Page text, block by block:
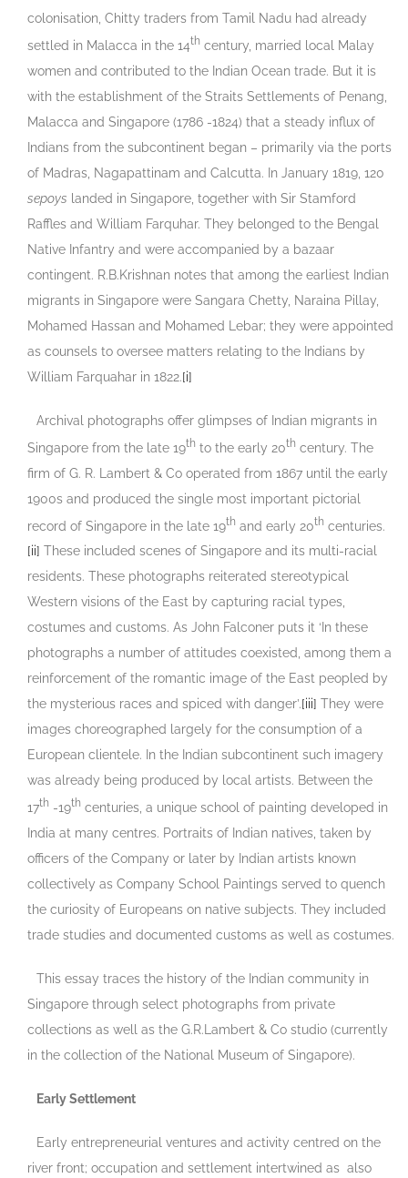
colonisation, Chitty traders from Tamil Nadu had already
settled in Malacca in the 14th century, married local Malay
women and contributed to the Indian Ocean trade. But it is
with the establishment of the Straits Settlements of Penang,
Malacca and Singapore (1786 -1824) that a steady influx of
Indians from the subcontinent began – primarily via the ports
of Madras, Nagapattinam and Calcutta. In January 1819, 120
sepoys landed in Singapore, together with Sir Stamford
Raffles and William Farquhar. They belonged to the Bengal
Native Infantry and were accompanied by a bazaar
contingent. R.B.Krishnan notes that among the earliest Indian
migrants in Singapore were Sangara Chetty, Naraina Pillay,
Mohamed Hassan and Mohamed Lebar; they were appointed
as counsels to oversee matters relating to the Indians by
William Farquahar in 1822.[i]
Archival photographs offer glimpses of Indian migrants in
Singapore from the late 19th to the early 20th century. The
firm of G. R. Lambert & Co operated from 1867 until the early
1900s and produced the single most important pictorial
record of Singapore in the late 19th and early 20th centuries.
[ii] These included scenes of Singapore and its multi-racial
residents. These photographs reiterated stereotypical
Western visions of the East by capturing racial types,
costumes and customs. As John Falconer puts it ‘In these
photographs a number of attitudes coexisted, among them a
reinforcement of the romantic image of the East peopled by
the mysterious races and spiced with danger’.[iii] They were
images choreographed largely for the consumption of a
European clientele. In the Indian subcontinent such imagery
was already being produced by local artists. Between the
17th -19th centuries, a unique school of painting developed in
India at many centres. Portraits of Indian natives, taken by
officers of the Company or later by Indian artists known
collectively as Company School Paintings served to quench
the curiosity of Europeans on native subjects. They included
trade studies and documented customs as well as costumes.
This essay traces the history of the Indian community in
Singapore through select photographs from private
collections as well as the G.R.Lambert & Co studio (currently
in the collection of the National Museum of Singapore).
Early Settlement
Early entrepreneurial ventures and activity centred on the
river front; occupation and settlement intertwined as also